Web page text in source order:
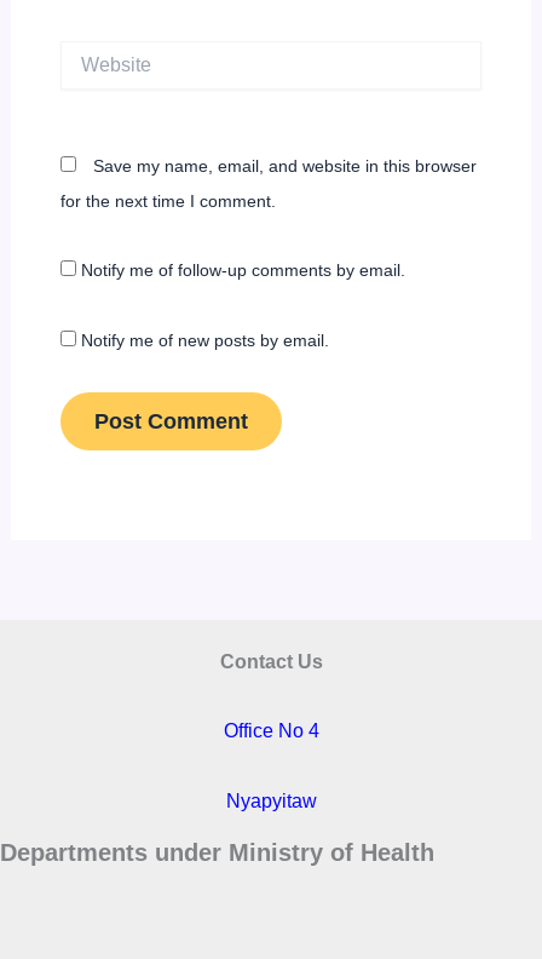
Save my name, email, and website in this browser
for the next time I comment.
Notify me of follow-up comments by email.
Notify me of new posts by email.
Contact Us
Office No 4
Nyapyitaw
Departments under Ministry of Health